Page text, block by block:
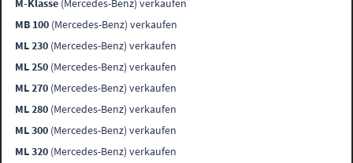
M-Klasse (Mercedes-Benz) verkaufen
MB 100 (Mercedes-Benz) verkaufen
ML 230 (Mercedes-Benz) verkaufen
ML 250 (Mercedes-Benz) verkaufen
ML 270 (Mercedes-Benz) verkaufen
ML 280 (Mercedes-Benz) verkaufen
ML 300 (Mercedes-Benz) verkaufen
ML 320 (Mercedes-Benz) verkaufen